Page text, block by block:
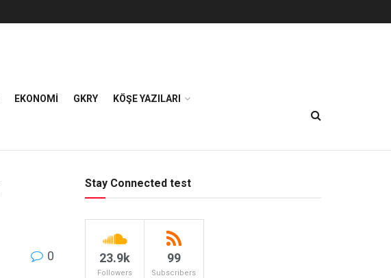
EKONOMI GKRY KÖŞE YAZILARI
0
Stay Connected test
23.9k
Followers
99
Subscribers